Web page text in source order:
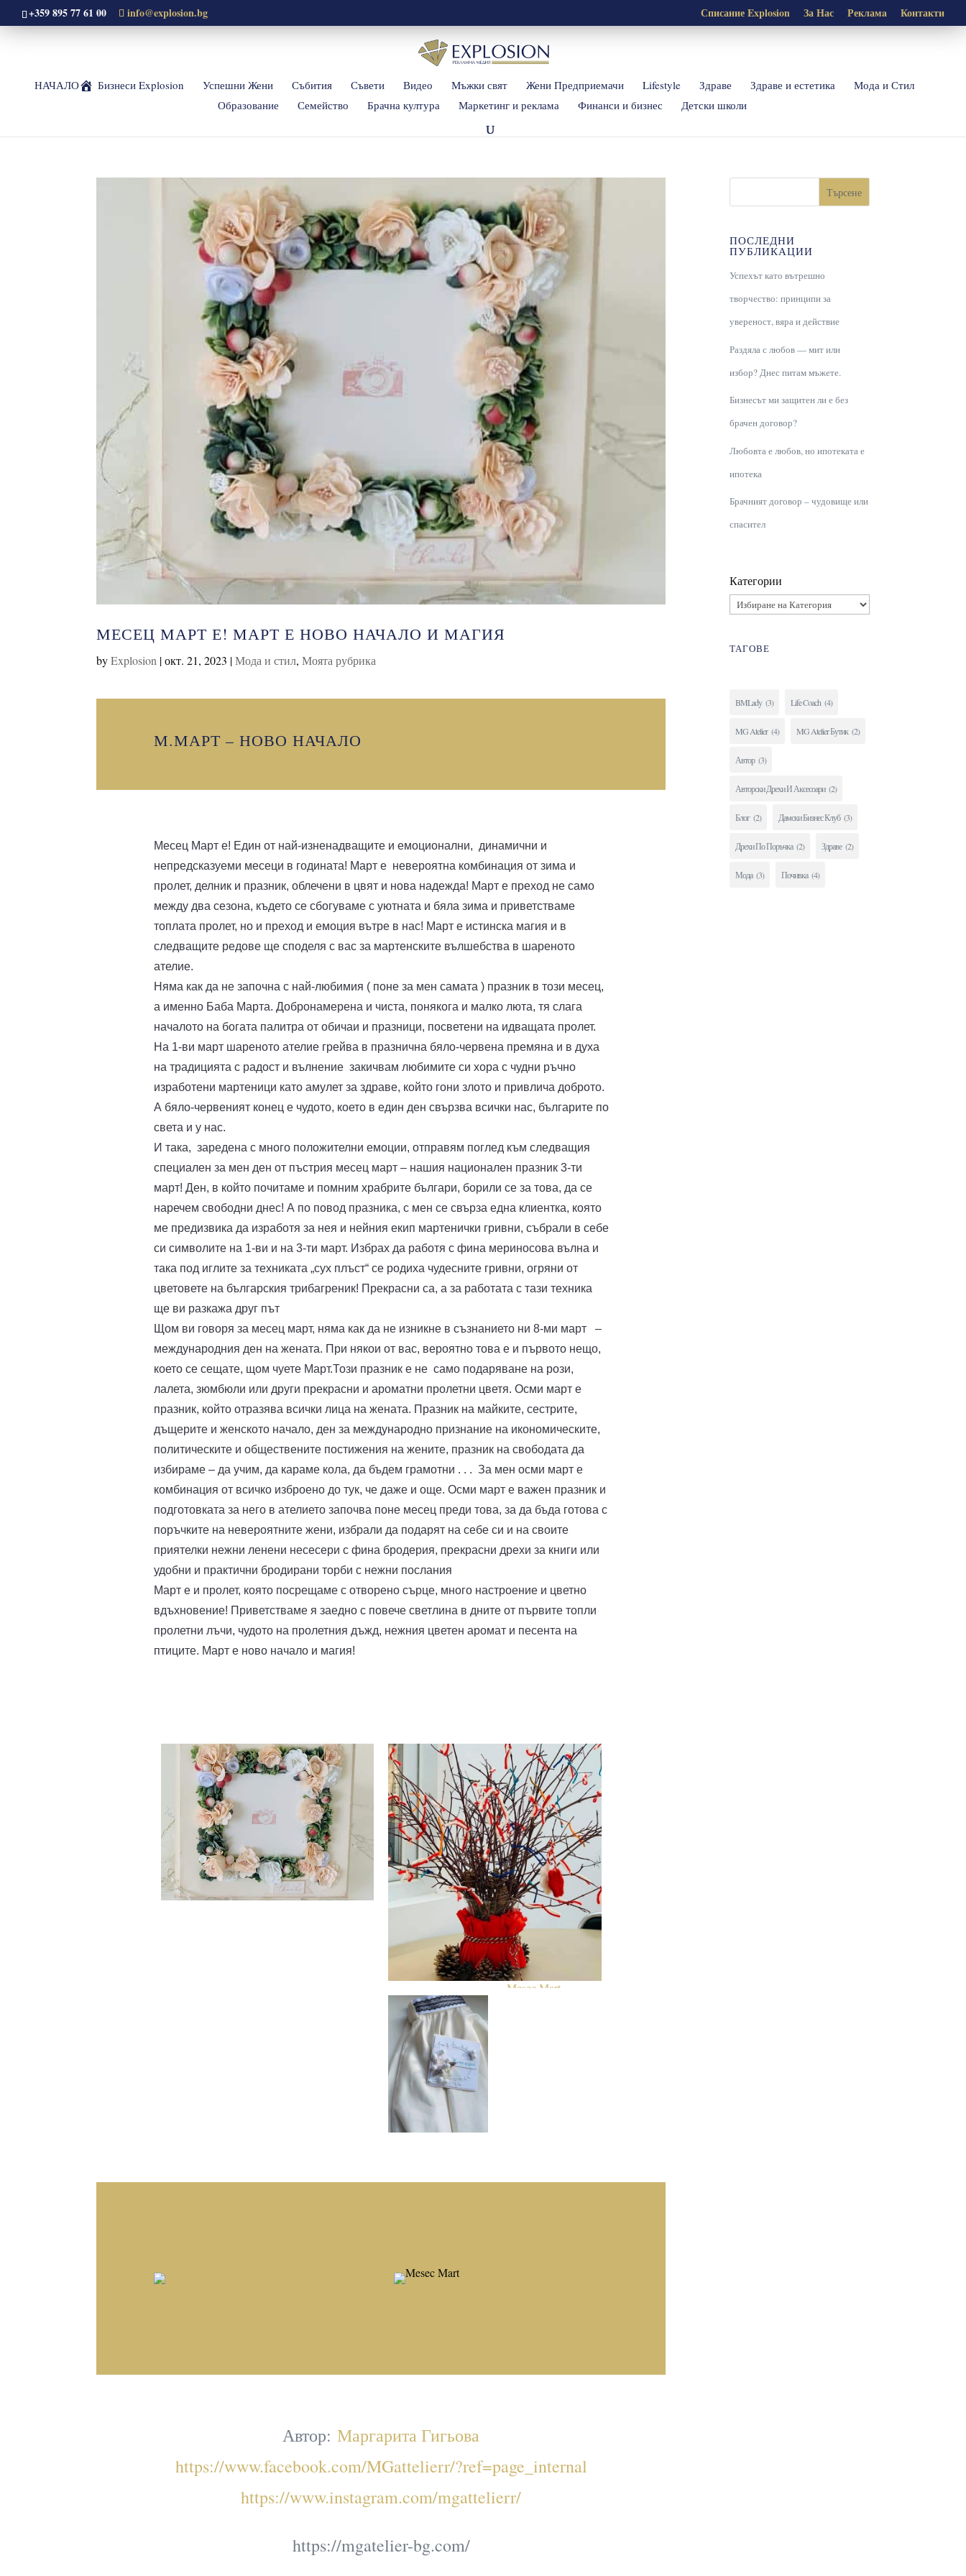
+359 895 77 61 00 info@explosion.bg Списание Explosion За Нас Рекламa Контакти
НАЧАЛО Бизнеси Explosion Успешни Жени Събития Съвети Видео Мъжки свят Жени Предприемачи Lifestyle Здраве Здраве и естетика
Мода и Стил
Образование
Семейство Брачна култура Маркетинг и реклама Финанси и бизнес Детски школи
МЕСЕЦ МАРТ Е! МАРТ Е НОВО НАЧАЛО И МАГИЯ
byExplosion |окт. 21, 2023 |Мода и стил,Моята рубрика
М.МАРТ – НОВО НАЧАЛО
Месец Март е! Един от най-изненадващите и емоционални, динамични и
непредсказуеми месеци в годината! Март е невероятна комбинация от зима и
пролет, делник и празник, облечени в цвят и нова надежда! Март е преход не само
между два сезона, където се сбогуваме с уютната и бяла зима и приветстваме
топлата пролет, но и преход и емоция вътре в нас! Март е истинска магия и в
следващите редове ще споделя с вас за мартенските вълшебства в шареното
ателие.
Няма как да не започна с най-любимия ( поне за мен самата ) празник в този месец,
а именно Баба Марта. Добронамерена и чиста, понякога и малко люта, тя слага
началото на богата палитра от обичаи и празници, посветени на идващата пролет.
На 1-ви март шареното ателие грейва в празнична бяло-червена премяна и в духа
на традицията с радост и вълнение закичвам любимите си хора с чудни ръчно
изработени мартеници като амулет за здраве, който гони злото и привлича доброто.
А бяло-червеният конец е чудото, което в един ден свързва всички нас, българите по
света и у нас.
И така, заредена с много положителни емоции, отправям поглед към следващия
специален за мен ден от пъстрия месец март – нашия национален празник 3-ти
март! Ден, в който почитаме и помним храбрите българи, борили се за това, да се
наречем свободни днес! А по повод празника, с мен се свърза една клиентка, която
ме предизвика да изработя за нея и нейния екип мартенички гривни, събрали в себе
си символите на 1-ви и на 3-ти март. Избрах да работя с фина мериносова вълна и
така под иглите за техниката „сух плъст“ се родиха чудесните гривни, огряни от
цветовете на българския трибагреник! Прекрасни са, а за работата с тази техника
ще ви разкажа друг път
Щом ви говоря за месец март, няма как да не изникне в съзнанието ни 8-ми март –
международния ден на жената. При някои от вас, вероятно това е и първото нещо,
което се сещате, щом чуете Март.Този празник е не само подаряване на рози,
лалета, зюмбюли или други прекрасни и ароматни пролетни цветя. Осми март е
празник, който отразява всички лица на жената. Празник на майките, сестрите,
дъщерите и женското начало, ден за международно признание на икономическите,
политическите и обществените постижения на жените, празник на свободата да
избираме – да учим, да караме кола, да бъдем грамотни . . . За мен осми март е
комбинация от всичко изброено до тук, че даже и още. Осми март е важен празник и
подготовката за него в ателието започва поне месец преди това, за да бъда готова с
поръчките на невероятните жени, избрали да подарят на себе си и на своите
приятелки нежни ленени несесери с фина бродерия, прекрасни дрехи за книги или
удобни и практични бродирани торби с нежни послания
Март е и пролет, която посрещаме с отворено сърце, много настроение и цветно
вдъхновение! Приветстваме я заедно с повече светлина в дните от първите топли
пролетни лъчи, чудото на пролетния дъжд, нежния цветен аромат и песента на
птиците. Март е ново начало и магия!
Автор: Маргарита Гигьова
https://www.facebook.com/MGattelierr/?ref=page_internal
https://www.instagram.com/mgattelierr/
https://mgatelier-bg.com/
Търсене
ПОСЛЕДНИ
ПУБЛИКАЦИИ
Успехът като вътрешно
творчество: принципи за
увереност, вяра и действие
Раздяла с любов — мит или
избор? Днес питам мъжете.
Бизнесът ми защитен ли е без
брачен договор?
Любовта е любов, но ипотеката е
ипотека
Брачният договор – чудовище или
спасител
Категории
ТАГОВЕ
BMLady (3) Life Coach (4)
MG Atelier (4) MG Atelier Бутик (2)
Автор (3)
Авторски Дрехи И Аксесоари (2)
Блог (2) Дамски Бизнес Клуб (3)
Дрехи По Поръчка (2) Здраве (2)
Мода (3) Почивка (4)